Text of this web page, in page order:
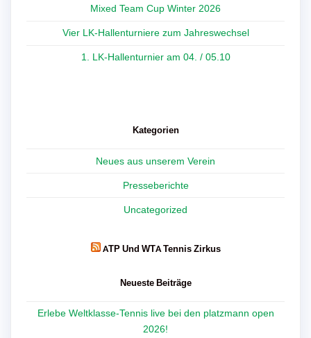
Mixed Team Cup Winter 2026
Vier LK-Hallenturniere zum Jahreswechsel
1. LK-Hallenturnier am 04. / 05.10
Kategorien
Neues aus unserem Verein
Presseberichte
Uncategorized
ATP Und WTA Tennis Zirkus
Neueste Beiträge
Erlebe Weltklasse-Tennis live bei den platzmann open
2026!